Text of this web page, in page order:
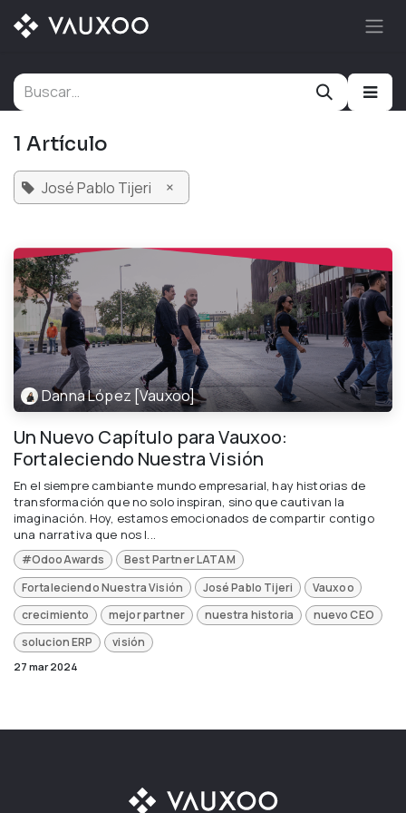
Ir al contenido
1 Artículo
José Pablo Tijeri ×
Danna López [Vauxoo]
Un Nuevo Capítulo para Vauxoo:
Fortaleciendo Nuestra Visión
En el siempre cambiante mundo empresarial, hay historias de
transformación que no solo inspiran, sino que cautivan la
imaginación. Hoy, estamos emocionados de compartir contigo
una narrativa que nos l...
#OdooAwards
Best Partner LATAM
Fortaleciendo Nuestra Visión
José Pablo Tijeri
Vauxoo
crecimiento
mejor partner nuestra historia
nuevo CEO
solucion ERP
visión
27 mar 2024